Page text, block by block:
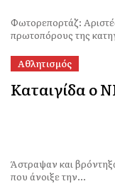
Φωτορεπορτάζ:
πρωτοπόρους της
Αθλητισμός
Καταιγίδα ο
Άστραψαν και
που άνοιξε την...